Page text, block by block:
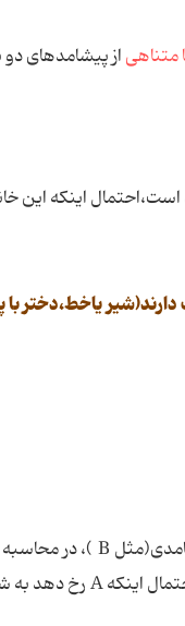
متناهیاز پیشامدهای دو
است،احتمال اینکه
B)، در
اینکهAرخ دهد به